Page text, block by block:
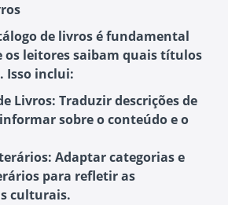
de livros é fundamental
os leitores saibam quais títulos
Isso inclui:
Livros: Traduzir descrições de
sobre o conteúdo e o
Adaptar categorias e
para refletir as
culturais.